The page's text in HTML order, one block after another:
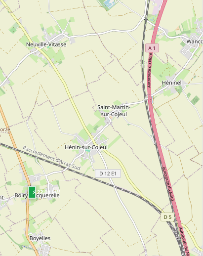
⚡ 22.08 kW